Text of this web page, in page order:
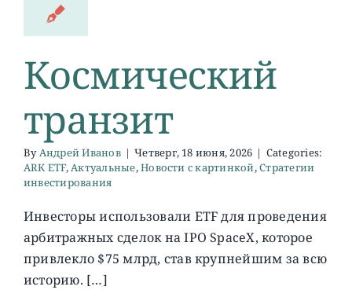
Космический
транзит
ByАндрей Иванов | Четверг, 18 июня, 2026 | Categories:
ARK ETF,Актуальные,Новости с картинкой,Стратегии
инвестирования
Инвесторы использовали ETF для проведения
арбитражных сделок на IPO SpaceX, которое
привлекло $75 млрд, став крупнейшим за всю
историю. […]